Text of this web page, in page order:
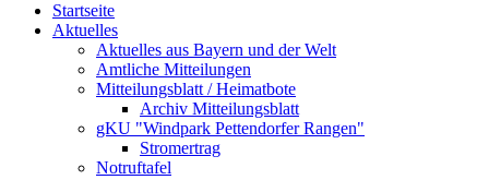
Startseite
Aktuelles
Aktuelles aus Bayern und der Welt
Amtliche Mitteilungen
Mitteilungsblatt / Heimatbote
Archiv Mitteilungsblatt
gKU "Windpark Pettendorfer Rangen"
Stromertrag
Notruftafel